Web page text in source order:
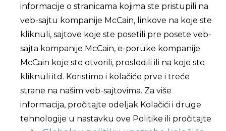
informacije o stranicama kojima ste pristupili na
veb-sajtu kompanije McCain, linkove na koje ste
kliknuli, sajtove koje ste posetili pre posete veb-
sajta kompanije McCain, e-poruke kompanije
McCain koje ste otvorili, prosledili ili na koje ste
kliknuli itd. Koristimo i kolačiće prve i treće
strane na našim veb-sajtovima. Za više
informacija, pročitajte odeljak Kolačići i druge
tehnologije u nastavku ove Politike ili pročitajte